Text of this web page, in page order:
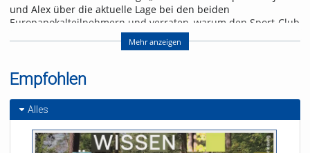
und Alex über die aktuelle Lage bei den beiden
Europapokalteilnehmern und verraten, warum den Sport-Club
gegen Mainz ein ähnliches Spiel erwarten könnte wie drei
Referent/in:
Andreas Nagel
Mehr anzeigen
Empfohlen
Alles